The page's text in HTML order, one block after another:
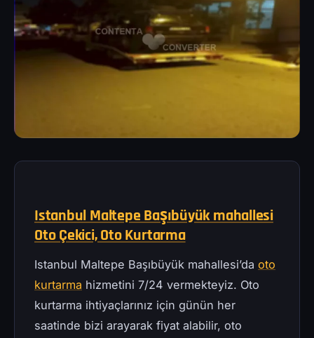
Istanbul Maltepe Başıbüyük mahallesi
Oto Çekici, Oto Kurtarma
Istanbul Maltepe Başıbüyük mahallesi’da oto
kurtarma hizmetini 7/24 vermekteyiz. Oto
kurtarma ihtiyaçlarınız için günün her
saatinde bizi arayarak fiyat alabilir, oto